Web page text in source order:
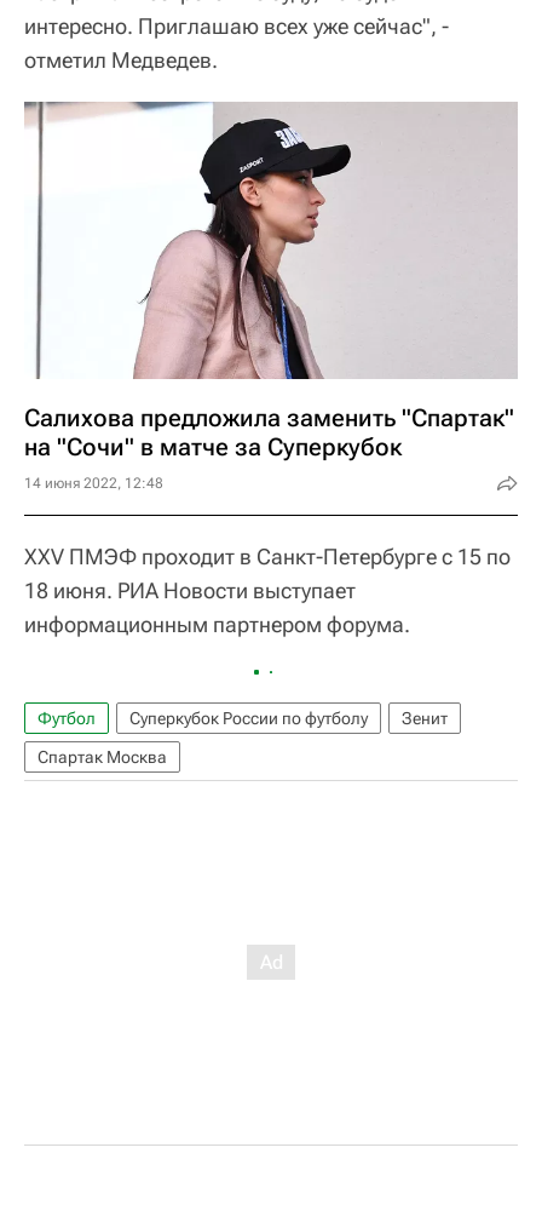
интересно. Приглашаю всех уже сейчас", -
отметил Медведев.
Салихова предложила заменить "Спартак"
на "Сочи" в матче за Суперкубок
14 июня 2022, 12:48
XXV ПМЭФ проходит в Санкт-Петербурге с 15 по
18 июня. РИА Новости выступает
информационным партнером форума.
Футбол Суперкубок России по футболу
Зенит
Спартак Москва